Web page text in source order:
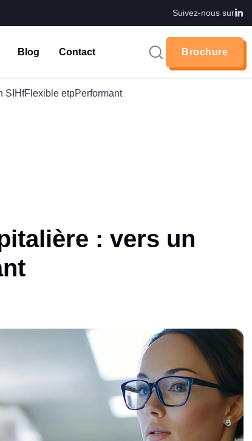
Suivez-nous sur
Blog Contact
Brochure
SIHfFlexible etpPerformant
: vers un